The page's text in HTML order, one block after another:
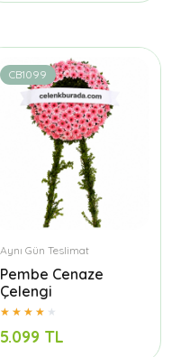
CB1099
Aynı Gün Teslimat
Pembe Cenaze
Çelengi
5.099 TL